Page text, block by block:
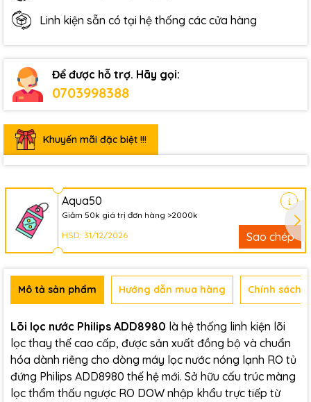
Linh kiện sẵn có tại hệ thống các cửa hàng
Để được hỗ trợ. Hãy gọi:
0703998388
Khuyến mãi đặc biệt !!!
Aqua50
Giảm 50k giá trị đơn hàng >2000k
HSD: 31/12/2026
Sao chép
Mô tả sản phẩm Hướng dẫn mua hàng Chính sách
Lõi lọc nước Philips ADD8980 là hệ thống linh kiện lõi
lọc thay thế cao cấp, được sản xuất đồng bộ và chuẩn
hóa dành riêng cho dòng máy lọc nước nóng lạnh RO tủ
đứng Philips ADD8980 thế hệ mới. Sở hữu cấu trúc màng
lọc thẩm thấu ngược RO DOW nhập khẩu trực tiếp từ